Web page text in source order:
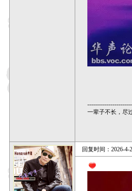
一辈子不长，尽
回复时间：2026-4-